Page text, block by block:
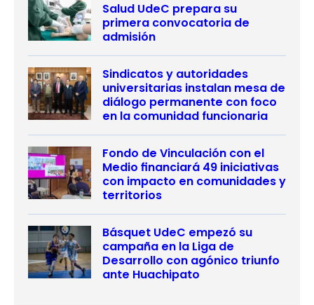
Salud UdeC prepara su
primera convocatoria de
admisión
Sindicatos y autoridades
universitarias instalan mesa de
diálogo permanente con foco
en la comunidad funcionaria
Fondo de Vinculación con el
Medio financiará 49 iniciativas
con impacto en comunidades y
territorios
Básquet UdeC empezó su
campaña en la Liga de
Desarrollo con agónico triunfo
ante Huachipato